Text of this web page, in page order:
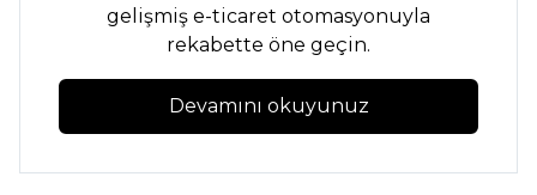
gelişmiş e-ticaret otomasyonuyla
rekabette öne geçin.
Devamını okuyunuz